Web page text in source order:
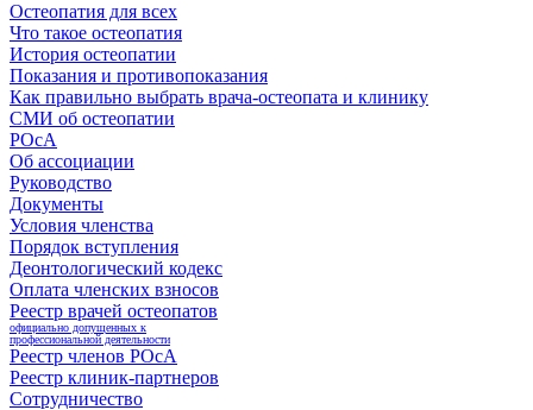
Остеопатия для всех
Что такое остеопатия
История остеопатии
Показания и противопоказания
Как правильно выбрать врача-остеопата и клинику
СМИ об остеопатии
РОсА
Об ассоциации
Руководство
Документы
Условия членства
Порядок вступления
Деонтологический кодекс
Оплата членских взносов
Реестр врачей остеопатов
официально допущенных к
профессиональной деятельности
Реестр членов РОсА
Реестр клиник-партнеров
Сотрудничество